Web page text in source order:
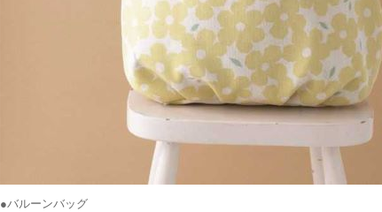
●バルーンバッグ